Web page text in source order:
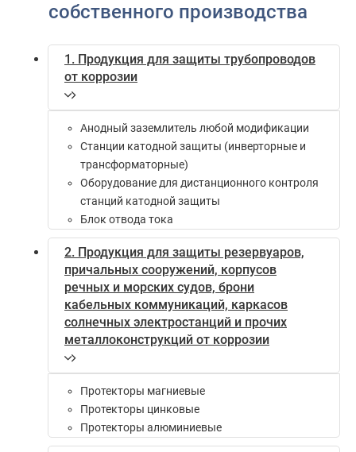
собственного производства
1. Продукция для защиты трубопроводов
от коррозии
Анодный заземлитель любой модификации
Станции катодной защиты (инверторные и
трансформаторные)
Оборудование для дистанционного контроля
станций катодной защиты
Блок отвода тока
2. Продукция для защиты резервуаров,
причальных сооружений, корпусов
речных и морских судов, брони
кабельных коммуникаций, каркасов
солнечных электростанций и прочих
металлоконструкций от коррозии
Протекторы магниевые
Протекторы цинковые
Протекторы алюминиевые